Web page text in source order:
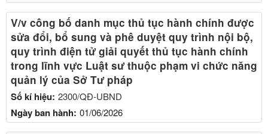
Số kí hiệu: 2300/QĐ-UBND
Ngày ban hành: 01/06/2026
V/v công bố danh mục thủ tục hành chính được
sửa đổi, bổ sung và phê duyệt quy trình nội bộ,
quy trình điện tử giải quyết thủ tục hành chính
trong lĩnh vực Luật sư thuộc phạm vi chức năng
quản lý của Sở Tư pháp